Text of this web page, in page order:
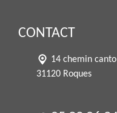
CONTACT
14 chemin
31120 Roques